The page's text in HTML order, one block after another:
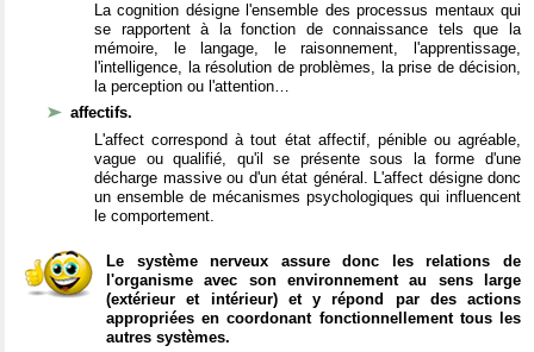
La cognition désigne l'ensemble des processus mentaux qui
se rapportent à la fonction de connaissance tels que la
mémoire, le langage, le raisonnement, l'apprentissage,
l'intelligence, la résolution de problèmes, la prise de décision,
la perception ou l'attention…
affectifs.
L'affect correspond à tout état affectif, pénible ou agréable,
vague ou qualifié, qu'il se présente sous la forme d'une
décharge massive ou d'un état général. L'affect désigne donc
un ensemble de mécanismes psychologiques qui influencent
le comportement.
Le système nerveux assure donc les relations de
l'organisme avec son environnement au sens large
(extérieur et intérieur) et y répond par des actions
appropriées en coordonant fonctionnellement tous les
autres systèmes.